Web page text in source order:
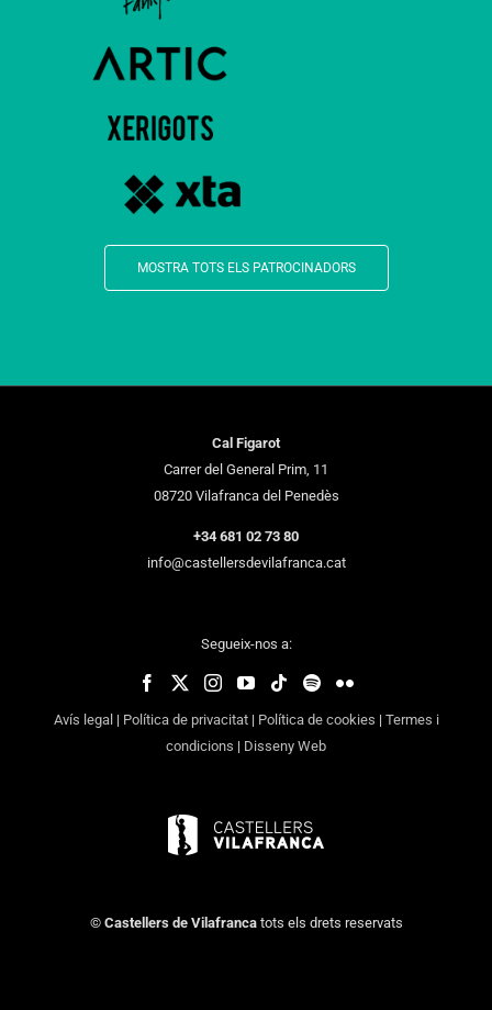
MOSTRA TOTS ELS PATROCINADORS
Cal Figarot
Carrer del General Prim, 11
08720 Vilafranca del Penedès
+34 681 02 73 80
info@castellersdevilafranca.cat
Segueix-nos a:
Avís legal | Política de privacitat| Política de cookies | Termes i
condicions | Disseny Web
© Castellers de Vilafrancatots els drets reservats